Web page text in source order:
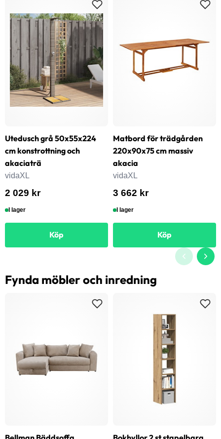
Utedusch grå 50x55x224
cm konstrottning och
akaciaträ
vidaXL
2 029 kr
I lager
Köp
Matbord för trädgården
220x90x75 cm massiv
akacia
vidaXL
3 662 kr
I lager
Köp
Fynda möbler och inredning